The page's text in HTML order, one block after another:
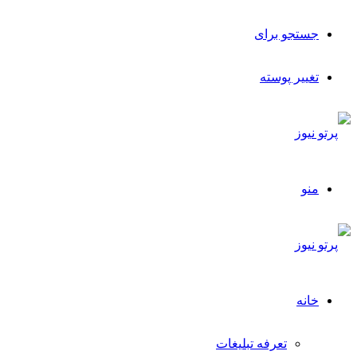
جستجو برای
تغییر پوسته
منو
خانه
تعرفه تبلیغات